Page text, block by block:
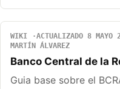
WIKI ACTUALIZADO 8 MAYO
MARTÍN ÁLVAREZ
Banco Central de la
Guia base sobre el